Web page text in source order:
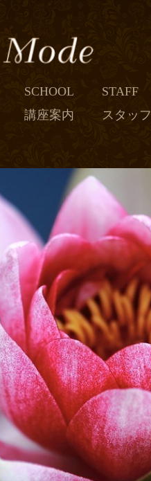
SCHOOL
講座案内
STAFF
スタッフ